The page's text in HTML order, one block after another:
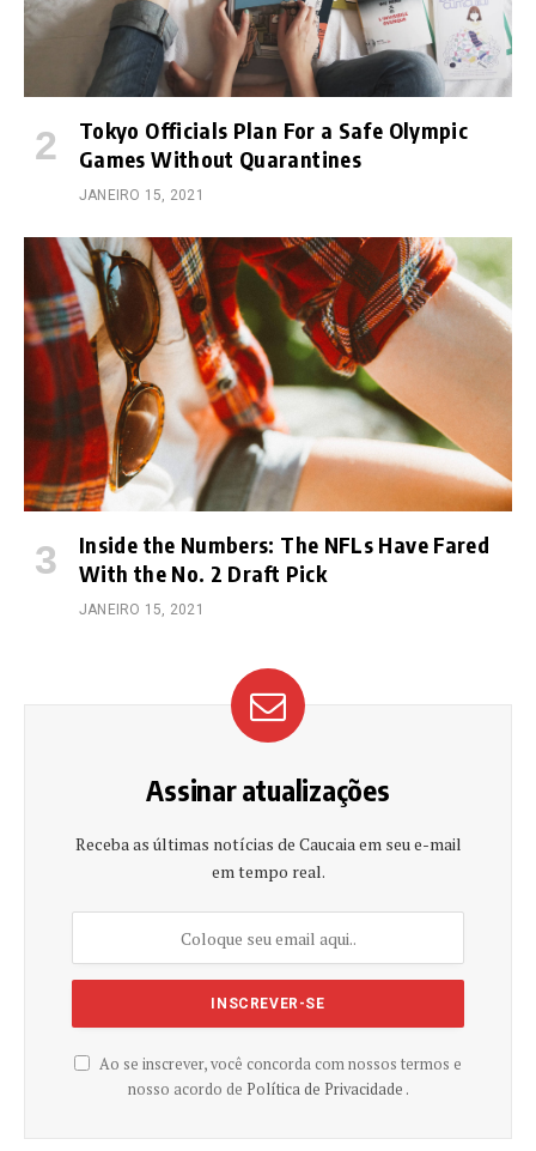
Tokyo Officials Plan For a Safe Olympic
Games Without Quarantines
JANEIRO 15, 2021
Inside the Numbers: The NFLs Have Fared
With the No. 2 Draft Pick
JANEIRO 15, 2021
Assinar atualizações
Receba as últimas notícias de Caucaia em seu e-mail
em tempo real.
Ao se inscrever, você concorda com nossos termos e
nosso acordo de Política de Privacidade .